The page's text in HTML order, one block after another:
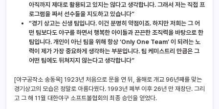
아직까지 제대로 활용되고 있지는 않다고 생각합니다. 그래서 저는 직접 프
로그램을 짜서 선수들을 지도하고 있습니다”
“경기 상고는 신생 팀입니다. 이건 분명히 약점이죠. 하지만 저희는 그 어
떤 팀보다도 야구를 하면서 행복한 아이들과 끈끈한 조직력을 바탕으로 한
팀입니다. 개인이 아닌 팀을 위해 항상 ‘Only One Team’ 이 되려는 노
력이 제가 가장 중요하게 생각하는 부분입니다. 팀 케미스트리 만큼은 그
어떤 팀에도 뒤쳐지지 않는다고 생각합니다”
[야구공작소 송동욱] 1923년 처음으로 문을 연 뒤, 올해로 개교 96년째를 맞는
경기상고의 모습은 정말로 아름다웠다. 1993년 폐부 이후 26년 만 재창단. 그리
고 그 해 11월 대한야구 소프트볼협회의 최종 승인을 얻었다.